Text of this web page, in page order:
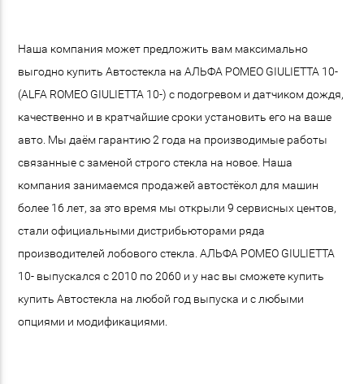
Наша компания может предложить вам максимально
выгодно купить Автостекла на АЛЬФА РОМЕО GIULIETTA 10-
(ALFA ROMEO GIULIETTA 10-) с подогревом и датчиком дождя,
качественно и в кратчайшие сроки установить его на ваше
авто. Мы даём гарантию 2 года на производимые работы
связанные с заменой строго стекла на новое. Наша
компания занимаемся продажей автостёкол для машин
более 16 лет, за это время мы открыли 9 сервисных центов,
стали официальными дистрибьюторами ряда
производителей лобового стекла. АЛЬФА РОМЕО GIULIETTA
10- выпускался с 2010 по 2060 и у нас вы сможете купить
купить Автостекла на любой год выпуска и с любыми
опциями и модификациями.